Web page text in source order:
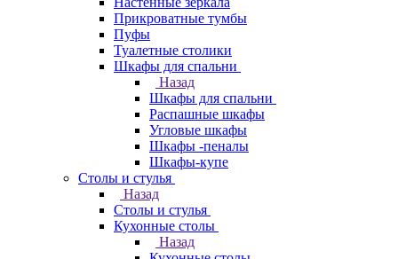
Прикроватные тумбы
Пуфы
Туалетные столики
Шкафы для спальни
Назад
Шкафы для спальни
Распашные шкафы
Угловые шкафы
Шкафы -пеналы
Шкафы-купе
Столы и стулья
Назад
Столы и стулья
Кухонные столы
Назад